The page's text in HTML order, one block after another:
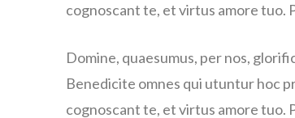
cognoscant te, et virtus amore tuo.
Domine, quaesumus, per nos,
Benedicite omnes qui utuntur hoc
cognoscant te, et virtus amore tuo.